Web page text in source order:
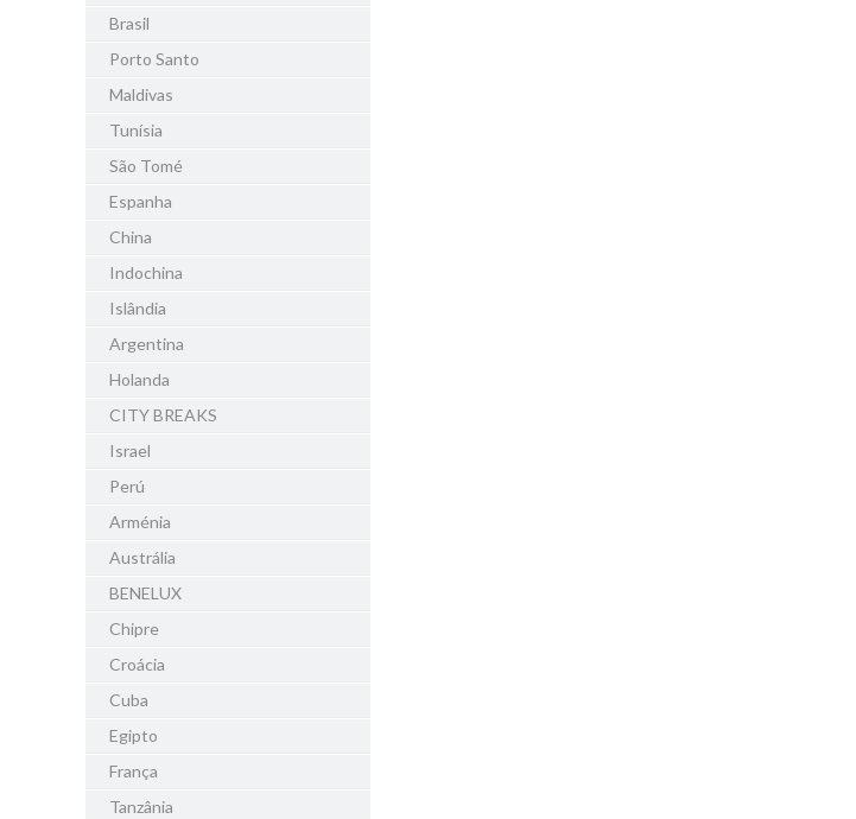
Brasil
Porto Santo
Maldivas
Tunísia
São Tomé
Espanha
China
Indochina
Islândia
Argentina
Holanda
CITY BREAKS
Israel
Perú
Arménia
Austrália
BENELUX
Chipre
Croácia
Cuba
Egipto
França
Tanzânia